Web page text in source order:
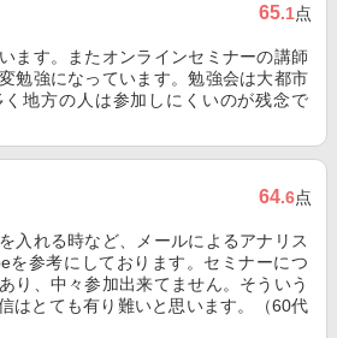
65.1点
ます。またオンラインセミナーの講師
勉強になっています。勉強会は大都市
地方の人は参加しにくいのが残念で
64.6点
入れる時など、メールによるアナリス
を参考にしております。セミナーにつ
り、中々参加出来てません。そういう
はとても有り難いと思います。（60代